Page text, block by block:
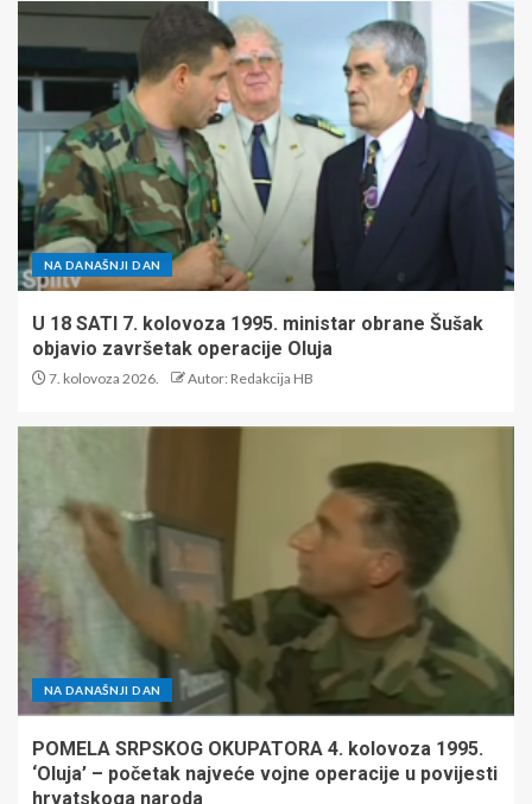
NA DANAŠNJI DAN
U 18 SATI 7. kolovoza 1995. ministar obrane Šušak
objavio završetak operacije Oluja
7. kolovoza 2026. Autor: Redakcija HB
NA DANAŠNJI DAN
POMELA SRPSKOG OKUPATORA 4. kolovoza 1995.
‘Oluja’ – početak najveće vojne operacije u povijesti
hrvatskoga naroda